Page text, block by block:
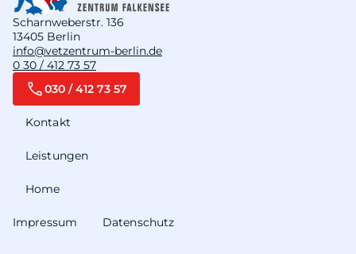
Scharnweberstr. 136
13405 Berlin
info@vetzentrum-berlin.de
0 30 / 412 73 57
Home
Leistungen
Kontakt
030 / 412 73 57
Impressum Datenschutz